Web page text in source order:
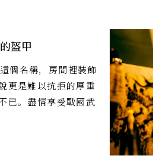
盔甲
個名稱，房間裡裝飾
更是難以抗拒的厚重
已。盡情享受戰國武